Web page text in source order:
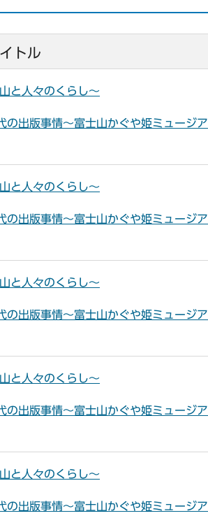
トル
と人々のくらし～
の出版事情～富士山かぐや姫ミュージア
と人々のくらし～
の出版事情～富士山かぐや姫ミュージア
と人々のくらし～
の出版事情～富士山かぐや姫ミュージア
と人々のくらし～
の出版事情～富士山かぐや姫ミュージア
と人々のくらし～
の出版事情～富士山かぐや姫ミュージア